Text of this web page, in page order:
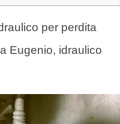
per perdita
Eugenio, idraulico